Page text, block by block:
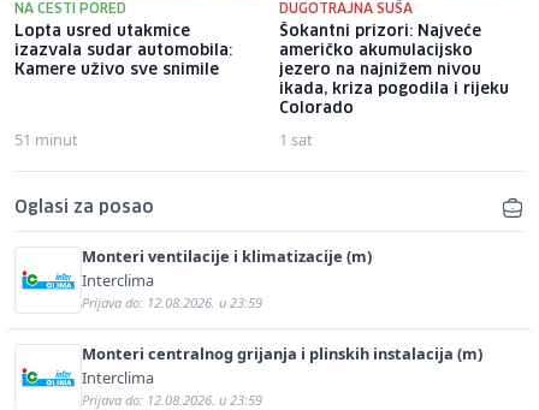
NA CESTI PORED
Lopta usred utakmice
izazvala sudar automobila:
Kamere uživo sve snimile
51 minut
DUGOTRAJNA SUŠA
Šokantni prizori: Najveće
američko akumulacijsko
jezero na najnižem nivou
ikada, kriza pogodila i rijeku
Colorado
1 sat
Oglasi za posao
Monteri ventilacije i klimatizacije (m)
Interclima
Prijava do: 12.08.2026. u 23:59
Monteri centralnog grijanja i plinskih instalacija (m)
Interclima
Prijava do: 12.08.2026. u 23:59